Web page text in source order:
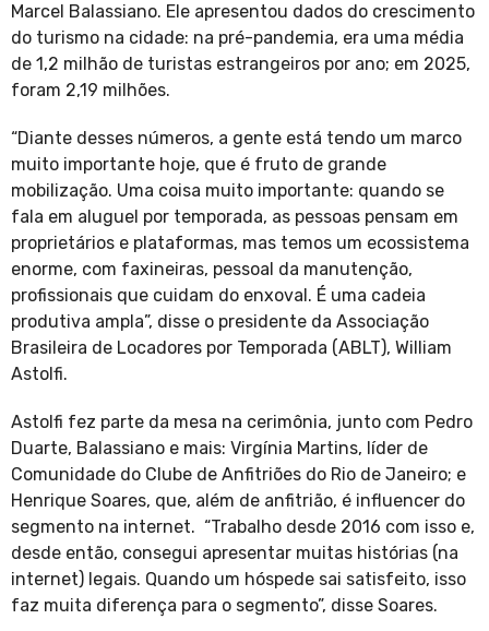
Marcel Balassiano. Ele apresentou dados do crescimento
do turismo na cidade: na pré-pandemia, era uma média
de 1,2 milhão de turistas estrangeiros por ano; em 2025,
foram 2,19 milhões.
“Diante desses números, a gente está tendo um marco
muito importante hoje, que é fruto de grande
mobilização. Uma coisa muito importante: quando se
fala em aluguel por temporada, as pessoas pensam em
proprietários e plataformas, mas temos um ecossistema
enorme, com faxineiras, pessoal da manutenção,
profissionais que cuidam do enxoval. É uma cadeia
produtiva ampla”, disse o presidente da Associação
Brasileira de Locadores por Temporada (ABLT), William
Astolfi.
Astolfi fez parte da mesa na cerimônia, junto com Pedro
Duarte, Balassiano e mais: Virgínia Martins, líder de
Comunidade do Clube de Anfitriões do Rio de Janeiro; e
Henrique Soares, que, além de anfitrião, é influencer do
segmento na internet. “Trabalho desde 2016 com isso e,
desde então, consegui apresentar muitas histórias (na
internet) legais. Quando um hóspede sai satisfeito, isso
faz muita diferença para o segmento”, disse Soares.